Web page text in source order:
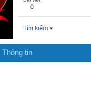
0
Tìm kiếm
Thông tin